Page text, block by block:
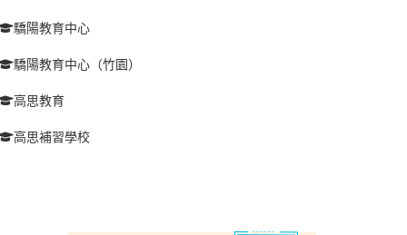
驕陽教育中心
驕陽教育中心（竹園）
高思教育
高思補習學校